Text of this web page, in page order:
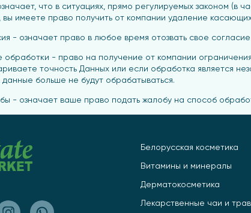
что в ситуациях, прямо регулируемых законом (в
вы имеете право получить от компании удаление
- означает право в любое время отозвать свое
- право на получение от компании
точность Данных или если обработка является
больше не будут обрабатываться.
- означает ваше право подать жалобу на способ
Белорусская косметика
Витамины и минералы
Дерматокосметика
Лекарственные чаи и